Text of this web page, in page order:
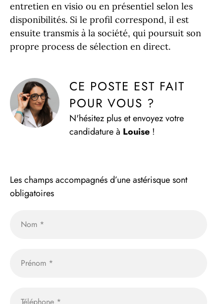
entretien en visio ou en présentiel selon les
disponibilités. Si le profil correspond, il est
ensuite transmis à la société, qui poursuit son
propre process de sélection en direct.
CE POSTE EST FAIT
POUR VOUS ?
N'hésitez plus et envoyez votre
candidature à Louise !
Les champs accompagnés d’une astérisque sont
obligatoires